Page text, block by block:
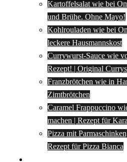
Kartoffelsalat wie bei
und Brühe. Ohne Mayo!
Kohlrouladen wie bei
leckere Hausmannskost
Currywurst-Sauce wie
Rezept! | Original
Franzbrötchen wie in
Zimtbrötchen
Caramel Frappuccino
machen | Rezept für
Pizza mit
Rezept für Pizza Bianca